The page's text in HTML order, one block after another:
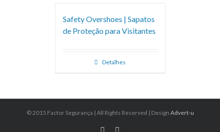
Safety Overshoes | Sapatos
de Proteção para Visitantes
Detalhes
© 2015 Factor Segurança | All Rights Reserved | Design Advert-u